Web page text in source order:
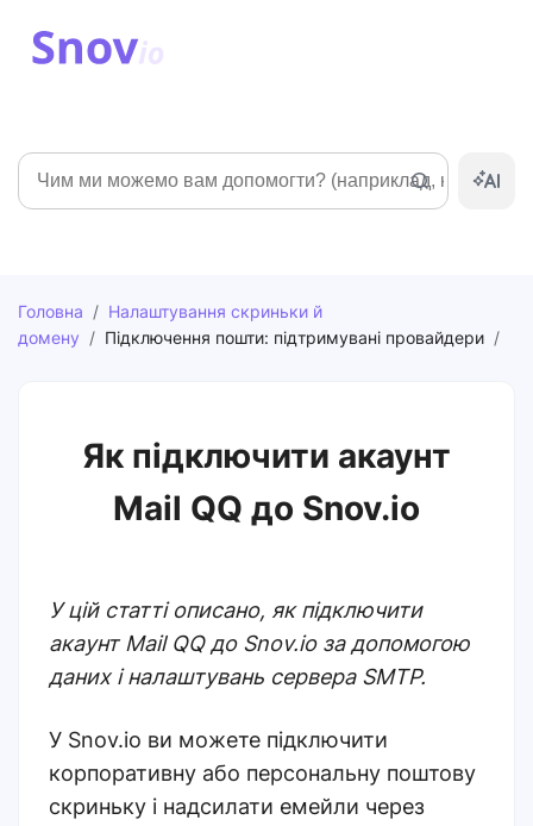
Пошук
Головна / Налаштування скриньки й
домену / Підключення пошти: підтримувані провайдери /
Як підключити акаунт
Mail QQ до Snov.io
У цій статті описано, як підключити
акаунт Mail QQ до Snov.io за допомогою
даних і налаштувань сервера SMTP.
У Snov.io ви можете підключити
корпоративну або персональну поштову
скриньку і надсилати емейли через